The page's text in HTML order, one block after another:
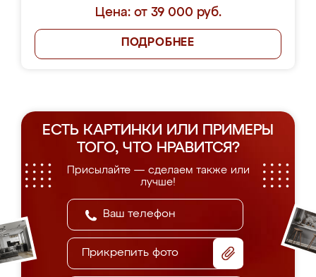
Цена: от 39 000 руб.
ПОДРОБНЕЕ
ЕСТЬ КАРТИНКИ ИЛИ ПРИМЕРЫ
ТОГО, ЧТО НРАВИТСЯ?
Присылайте — сделаем также или
лучше!
Прикрепить фото